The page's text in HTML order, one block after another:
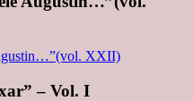
– Vol. I